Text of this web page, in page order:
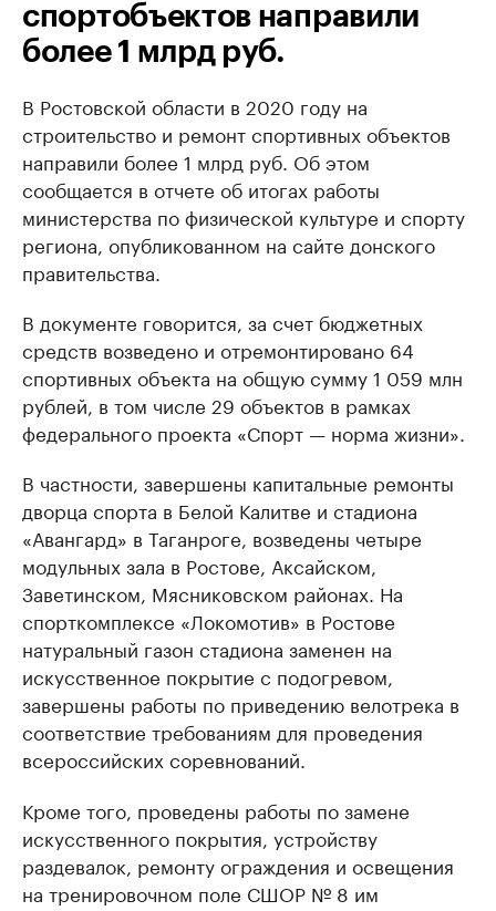
спортобъектов направили
более 1 млрд руб.
В Ростовской области в 2020 году на
строительство и ремонт спортивных объектов
направили более 1 млрд руб. Об этом
сообщается в отчете об итогах работы
министерства по физической культуре и спорту
региона, опубликованном на сайте донского
правительства.
В документе говорится, за счет бюджетных
средств возведено и отремонтировано 64
спортивных объекта на общую сумму 1 059 млн
рублей, в том числе 29 объектов в рамках
федерального проекта «Спорт — норма жизни».
В частности, завершены капитальные ремонты
дворца спорта в Белой Калитве и стадиона
«Авангард» в Таганроге, возведены четыре
модульных зала в Ростове, Аксайском,
Заветинском, Мясниковском районах. На
спорткомплексе «Локомотив» в Ростове
натуральный газон стадиона заменен на
искусственное покрытие с подогревом,
завершены работы по приведению велотрека в
соответствие требованиям для проведения
всероссийских соревнований.
Кроме того, проведены работы по замене
искусственного покрытия, устройству
раздевалок, ремонту ограждения и освещения
на тренировочном поле СШОР № 8 им